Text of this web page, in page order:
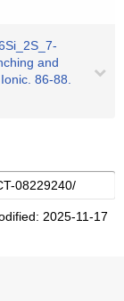
and
86-88.
2025-11-17